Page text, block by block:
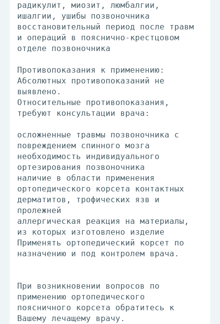
радикулит, миозит, люмбалгии,
ишалгии, ушибы позвоночника
восстановительный период после травм
и операций в пояснично-крестцовом
отделе позвоночника
Противопоказания к применению:
Абсолютных противопоказаний не
выявлено.
Относительные противопоказания,
требуют консультации врача:
осложненные травмы позвоночника с
повреждением спинного мозга
необходимость индивидуального
ортезирования позвоночника
наличие в области применения
ортопедического корсета контактных
дерматитов, трофических язв и
пролежней
аллергическая реакция на материалы,
из которых изготовлено изделие
Применять ортопедический корсет по
назначению и под контролем врача.
При возникновении вопросов по
применению ортопедического
поясничного корсета обратитесь к
Вашему лечащему врачу.